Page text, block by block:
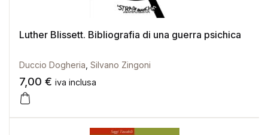
Luther Blissett. Bibliografia di una guerra psichica
Duccio Dogheria Silvano Zingoni
7,00 € iva inclusa